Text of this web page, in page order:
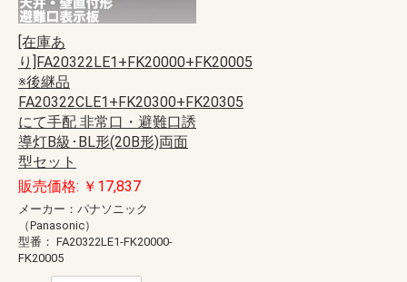
[在庫あ
り]FA20322LE1+FK20000+FK20005
※後継品
FA20322CLE1+FK20300+FK20305
にて手配 非常口・避難口誘
導灯B級･BL形(20B形)両面
型セット
販売価格: ￥17,837
メーカー：パナソニック
（Panasonic）
型番： FA20322LE1-FK20000-
FK20005